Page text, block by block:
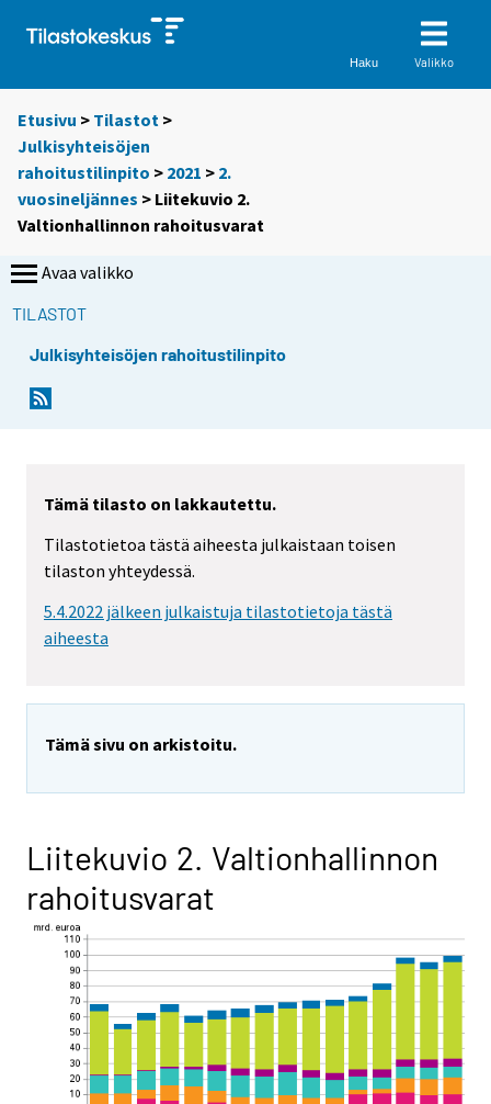
Haku Valikko
Etusivu > Tilastot >
Julkisyhteisöjen
rahoitustilinpito > 2021 > 2.
vuosineljännes > Liitekuvio 2.
Valtionhallinnon rahoitusvarat
Avaa valikko
TILASTOT
Julkisyhteisöjen rahoitustilinpito
Tämä tilasto on lakkautettu.
Tilastotietoa tästä aiheesta julkaistaan toisen
tilaston yhteydessä.
5.4.2022 jälkeen julkaistuja tilastotietoja tästä
aiheesta
Tämä sivu on arkistoitu.
Liitekuvio 2. Valtionhallinnon
rahoitusvarat